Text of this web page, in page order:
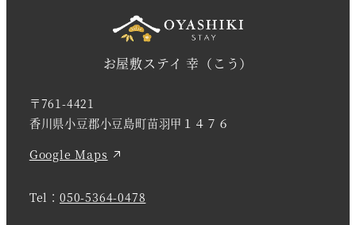
お屋敷ステイ 幸（こう）
〒761-4421
香川県小豆郡小豆島町苗羽甲１４７６
Google Maps
Tel： 050-5364-0478